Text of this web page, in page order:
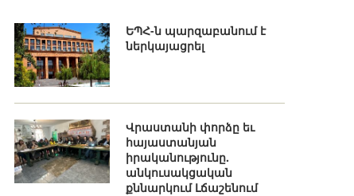
ԵՊՀ-ն պարզաբանում է
ներկայացրել
Վրաստանի փորձը եւ
հայաստանյան
իրականությունը.
անկուսակցական
քննարկում Լճաշենում